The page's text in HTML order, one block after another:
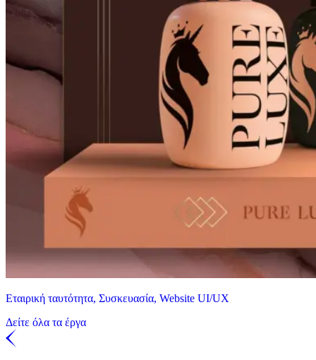
Εταιρική ταυτότητα, Συσκευασία, Website UI/UX
Δείτε όλα τα έργα